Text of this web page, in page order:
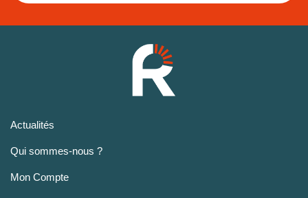
Actualités
Qui sommes-nous ?
Mon Compte